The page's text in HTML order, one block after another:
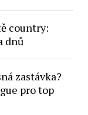
country:
dnů
zastávka?
pro top